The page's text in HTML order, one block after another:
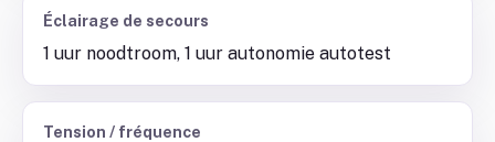
Éclairage de secours
1 uur noodtroom, 1 uur autonomie autotest
Tension / fréquence